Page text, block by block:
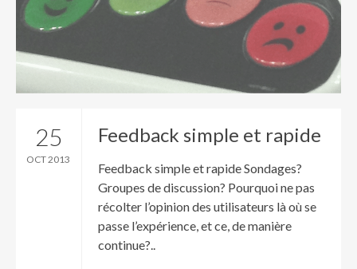
25
OCT 2013
Feedback simple et rapide
Feedback simple et rapide Sondages?
Groupes de discussion? Pourquoi ne pas
récolter l’opinion des utilisateurs là où se
passe l’expérience, et ce, de manière
continue?..